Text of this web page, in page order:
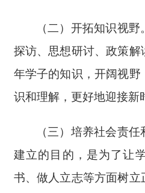
（二） 开拓知识视野
探访、思想研讨、政策
年学子的知识，开阔视野
识和理解，更好地迎接新
（三 ） 培养社会责任
建立的目的，是为了让
书、做人立志等方面树立